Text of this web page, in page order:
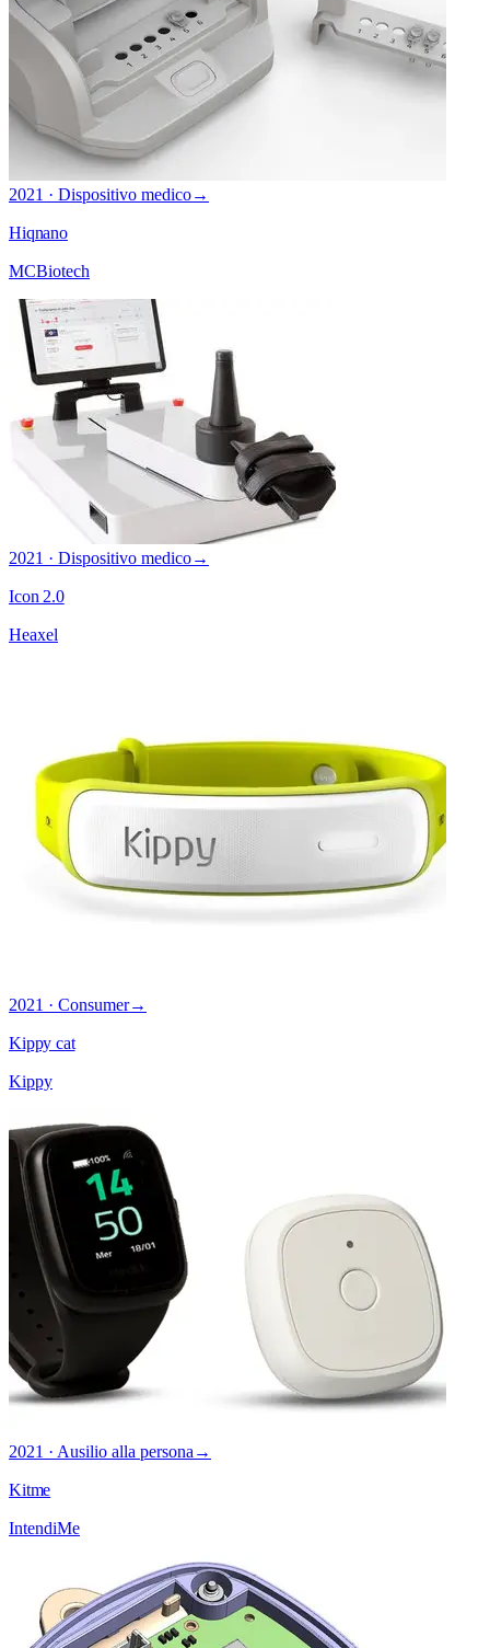
2021 · Dispositivo medico→
Hiqnano
MCBiotech
2021 · Dispositivo medico→
Icon 2.0
Heaxel
2021 · Consumer→
Kippy cat
Kippy
2021 · Ausilio alla persona →
Kitme
IntendiMe